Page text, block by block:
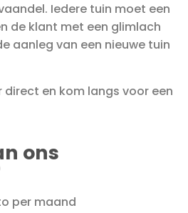
Iedere tuin moet een
de klant met een glimlach
aanleg van een nieuwe tuin
direct en kom langs voor een
ons
per maand